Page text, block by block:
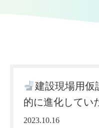
建設現場用
的に進化してい
2023.10.16